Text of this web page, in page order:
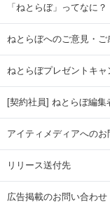
「ねとらぼ」ってなに？
ねとらぼへのご意見・ご
ねとらぼプレゼントキ
[契約社員] ねとらぼ編集
アイティメディアへのお
リリース送付先
広告掲載のお問い合わせ